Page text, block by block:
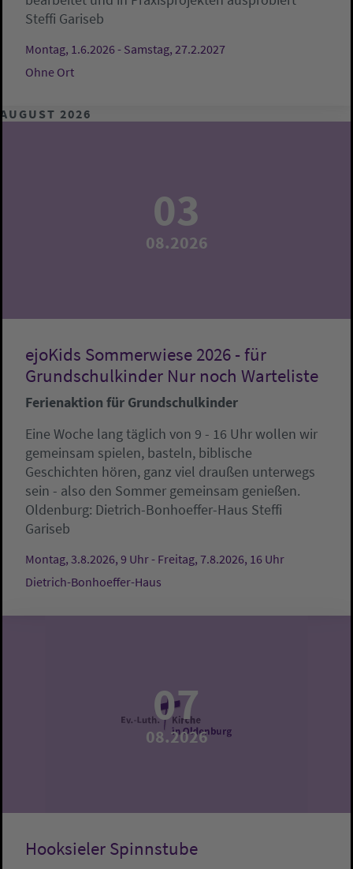
Steffi Gariseb
Montag, 1.6.2026 - Samstag, 27.2.2027
Ohne Ort
AUGUST 2026
03
08.2026
ejoKids Sommerwiese 2026 - für
Grundschulkinder Nur noch Warteliste
Ferienaktion für Grundschulkinder
Eine Woche lang täglich von 9 - 16 Uhr wollen wir
gemeinsam spielen, basteln, biblische
Geschichten hören, ganz viel draußen unterwegs
sein - also den Sommer gemeinsam genießen.
Oldenburg: Dietrich-Bonhoeffer-Haus Steffi
Gariseb
Montag, 3.8.2026, 9 Uhr - Freitag, 7.8.2026, 16 Uhr
Dietrich-Bonhoeffer-Haus
07
08.2026
Hooksieler Spinnstube